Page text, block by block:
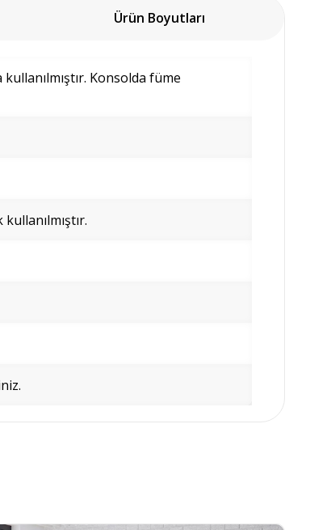
Ürün Boyutları
Konsolda füme